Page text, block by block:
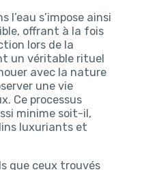
s’impose ainsi
offrant à la fois
lors de la
un véritable rituel
avec la nature
une vie
Ce processus
minime soit-il,
luxuriants et
que ceux trouvés